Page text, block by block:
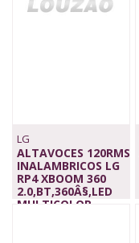
LG
ALTAVOCES 120RMS
INALAMBRICOS LG
RP4 XBOOM 360
2.0,BT,360Â§,LED
MULTICOLOR